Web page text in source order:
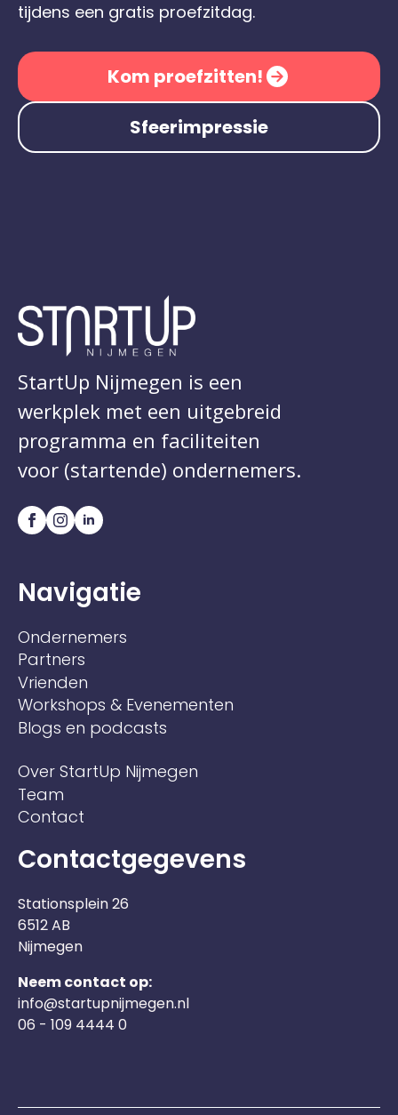
tijdens een gratis proefzitdag.
Kom proefzitten!
Sfeerimpressie
StartUp Nijmegen is een
werkplek met een uitgebreid
programma en faciliteiten
voor (startende) ondernemers.
Navigatie
Ondernemers
Partners
Vrienden
Workshops & Evenementen
Blogs en podcasts
Over StartUp Nijmegen
Team
Contact
Contactgegevens
Stationsplein 26
6512 AB
Nijmegen
Neem contact op:
info@startupnijmegen.nl
06 - 109 4444 0